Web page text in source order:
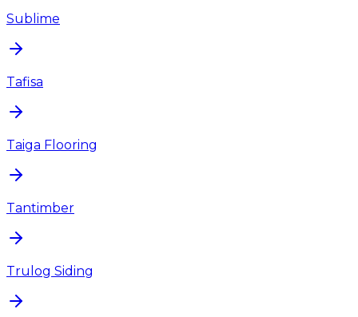
Sublime
Tafisa
Taiga Flooring
Tantimber
Trulog Siding